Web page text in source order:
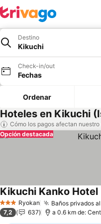
Destino
Kikuchi
Check-in/out
Fechas
Ordenar
Hoteles en Kikuchi
Cómo los pagos afectan
Opción destacada
3 EstrellasRyokan Baños privados
Kikuchi Kanko Hotel
7,2 637 a 0.6 km de: